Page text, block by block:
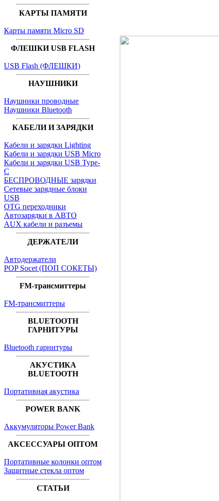
КАРТЫ ПАМЯТИ
Карты памяти Micro SD
ФЛЕШКИ USB FLASH
USB Flash (ФЛЕШКИ)
НАУШНИКИ
Наушники проводные
Наушники Bluetooth
КАБЕЛИ И ЗАРЯДКИ
Кабели и зарядки Lighting
Кабели и зарядки USB Micro
Кабели и зарядки USB Type-
C
БЕСПРОВОДНЫЕ зарядки
Сетевые зарядные блоки
USB
OTG переходники
Автозарядки в АВТО
AUX кабели и разъемы
ДЕРЖАТЕЛИ
Автодержатели
POP Socet (ПОП СОКЕТЫ)
FM-трансмиттеры
FM-трансмиттеры
BLUETOOTH
ГАРНИТУРЫ
Bluetooth гарнитуры
АКУСТИКА
BLUETOOTH
Портативная акустика
POWER BANK
Аккумуляторы Power Bank
АКСЕССУАРЫ ОПТОМ
Портативные колонки оптом
Защитные стекла оптом
СТАТЬИ